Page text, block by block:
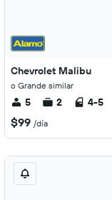
Chevrolet Malibu
o Grande similar
5 2 4-5
$99 /día